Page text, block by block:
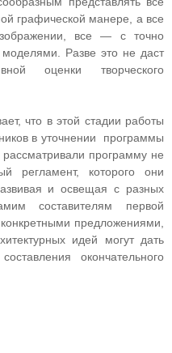
графической манере, а все
все — с точно
Разве это не даст
оценки творческого
что в этой стадии работы
в уточнении программы
программу не
регламент, которого они
и освещая с разных
составителям первой
предложениями,
идей могут дать
окончательного